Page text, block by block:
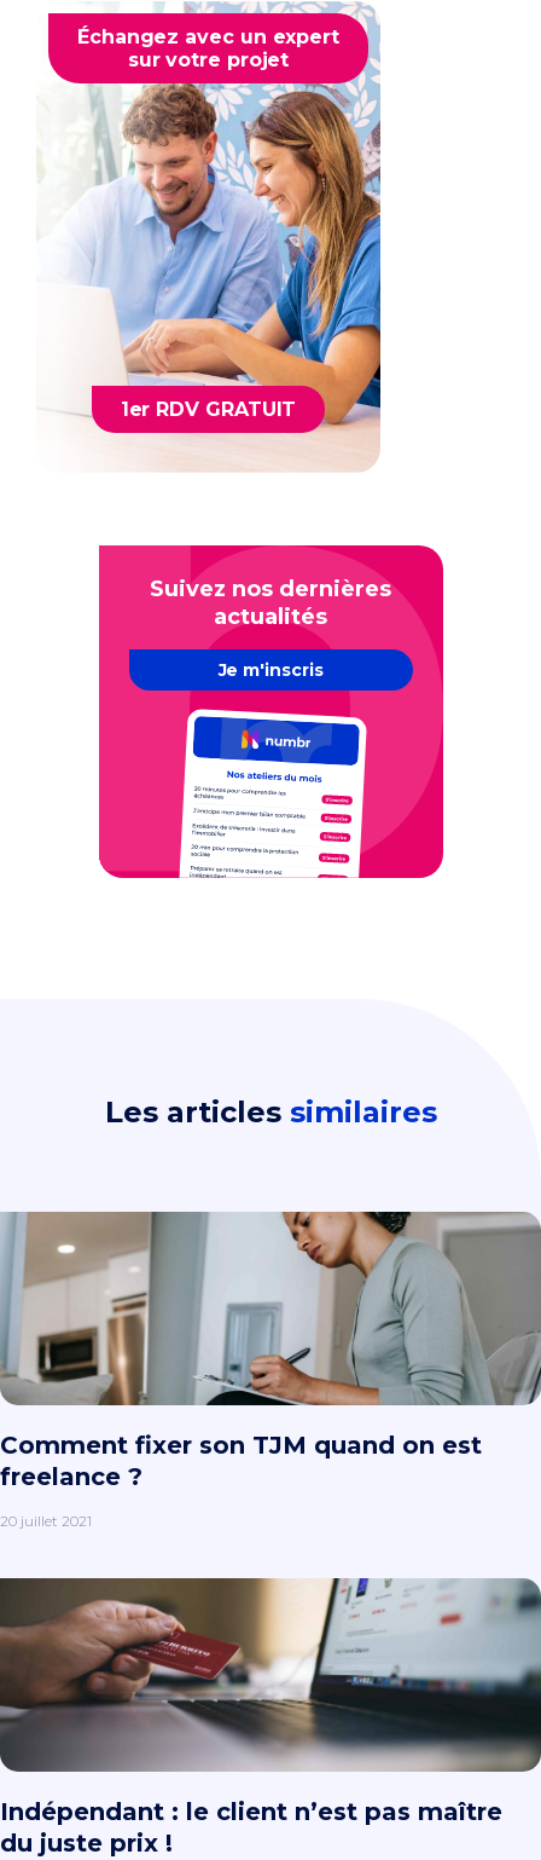
Échangez avec un expert
sur votre projet
1er RDV GRATUIT
Suivez nos dernières
actualités
Je m'inscris
Les articles similaires
Comment fixer son TJM quand on est
freelance ?
20 juillet 2021
Indépendant : le client n’est pas maître
du juste prix !